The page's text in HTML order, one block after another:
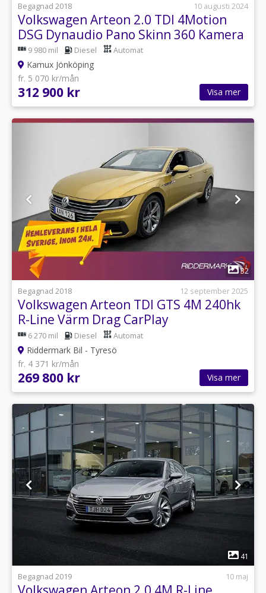
Begagnad 2018
10 augusti 2024
Volkswagen Arteon 2.0 TDI 4Motion
DSG Dynaudio Pano Skinn 360 Kamera
240hk
9 980 mil Diesel Automat
Kamux Jönköping
fr. 5 070 kr/mån
312 900 kr Visa mer
32
Begagnad 2018
12 september 2025
Volkswagen Arteon TDI GTS 4M 240hk
R-Line Värm Drag CarPlay
6 270 mil Diesel Automat
Riddermark Bil - Tyresö
fr. 4 371 kr/mån
269 800 kr Visa mer
1
41
Begagnad 2019
10 maj